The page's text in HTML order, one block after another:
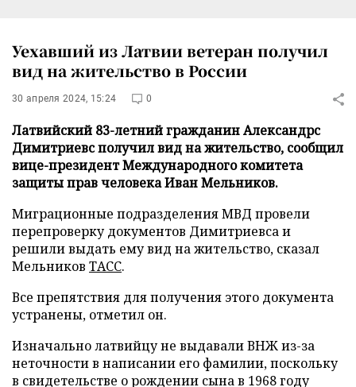
Уехавший из Латвии ветеран получил
вид на жительство в России
30 апреля 2024, 15:24 0
Латвийский 83-летний гражданин Александрс
Димитриевс получил вид на жительство, сообщил
вице-президент Международного комитета
защиты прав человека Иван Мельников.
Миграционные подразделения МВД провели
перепроверку документов Димитриевса и
решили выдать ему вид на жительство, сказал
Мельников ТАСС.
Все препятствия для получения этого документа
устранены, отметил он.
Изначально латвийцу не выдавали ВНЖ из-за
неточности в написании его фамилии, поскольку
в свидетельстве о рождении сына в 1968 году